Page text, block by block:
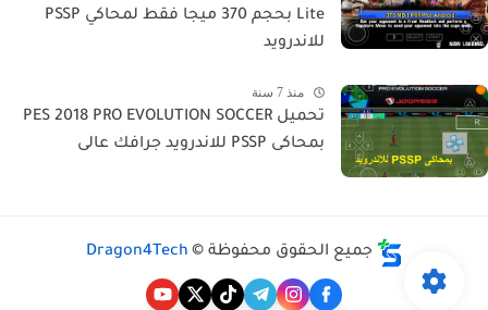
Lite بحجم 370 ميجا فقط لمحاكي PSSP
للاندرويد
منذ 7 سنة
تحميل PES 2018 PRO EVOLUTION SOCCER
بمحاكى PSSP للاندرويد جرافك عالى
جميع الحقوق محفوظة © Dragon4Tech